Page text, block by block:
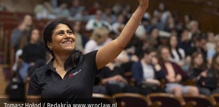
Tomasz Hołod / Redakcja www.wroclaw.pl